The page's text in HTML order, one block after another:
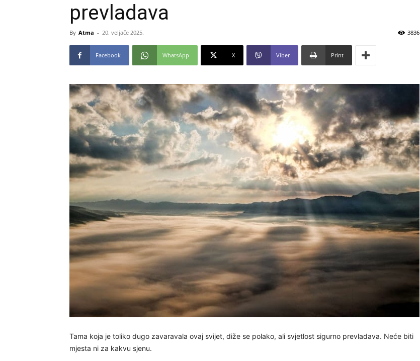
prevladava
By Atma - 20. veljače 2025. 3836
Facebook WhatsApp X Viber Print
Tama koja je toliko dugo zavaravala ovaj svijet, diže se polako, ali svjetlost sigurno prevladava. Neće biti
mjesta ni za kakvu sjenu.